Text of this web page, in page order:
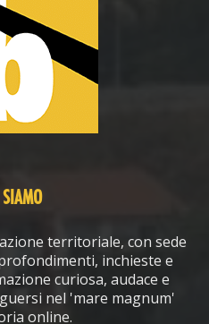
territoriale, con sede
inchieste e
curiosa, audace e
nel 'mare magnum'
online.